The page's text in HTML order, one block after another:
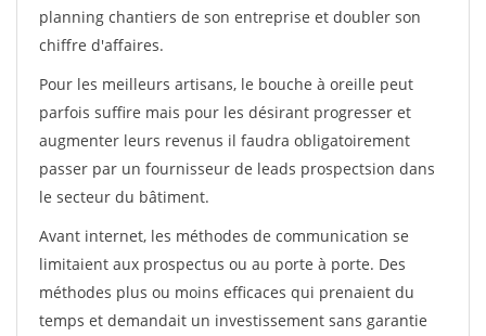
planning chantiers de son entreprise et doubler son
chiffre d'affaires.
Pour les meilleurs artisans, le bouche à oreille peut
parfois suffire mais pour les désirant progresser et
augmenter leurs revenus il faudra obligatoirement
passer par un fournisseur de leads prospectsion dans
le secteur du bâtiment.
Avant internet, les méthodes de communication se
limitaient aux prospectus ou au porte à porte. Des
méthodes plus ou moins efficaces qui prenaient du
temps et demandait un investissement sans garantie